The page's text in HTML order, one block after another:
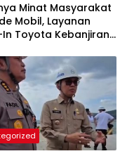
Minat Masyarakat
Mobil, Layanan
Toyota Kebanjiran